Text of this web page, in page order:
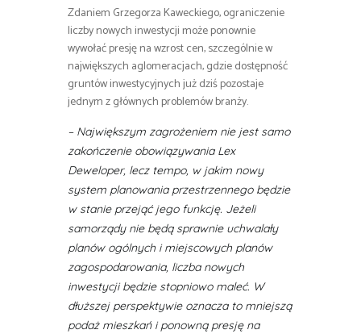
Zdaniem Grzegorza Kaweckiego, ograniczenie
liczby nowych inwestycji może ponownie
wywołać presję na wzrost cen, szczególnie w
największych aglomeracjach, gdzie dostępność
gruntów inwestycyjnych już dziś pozostaje
jednym z głównych problemów branży.
– Największym zagrożeniem nie jest samo
zakończenie obowiązywania Lex
Deweloper, lecz tempo, w jakim nowy
system planowania przestrzennego będzie
w stanie przejąć jego funkcję. Jeżeli
samorządy nie będą sprawnie uchwalały
planów ogólnych i miejscowych planów
zagospodarowania, liczba nowych
inwestycji będzie stopniowo maleć. W
dłuższej perspektywie oznacza to mniejszą
podaż mieszkań i ponowną presję na